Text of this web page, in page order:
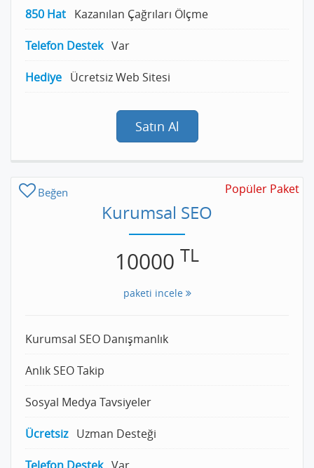
850 Hat Kazanılan Çağrıları Ölçme
Telefon Destek Var
Hediye Ücretsiz Web Sitesi
Satın Al
Beğen Popüler Paket
Kurumsal SEO
10000 TL
paketi incele
Kurumsal SEO Danışmanlık
Anlık SEO Takip
Sosyal Medya Tavsiyeler
Ücretsiz Uzman Desteği